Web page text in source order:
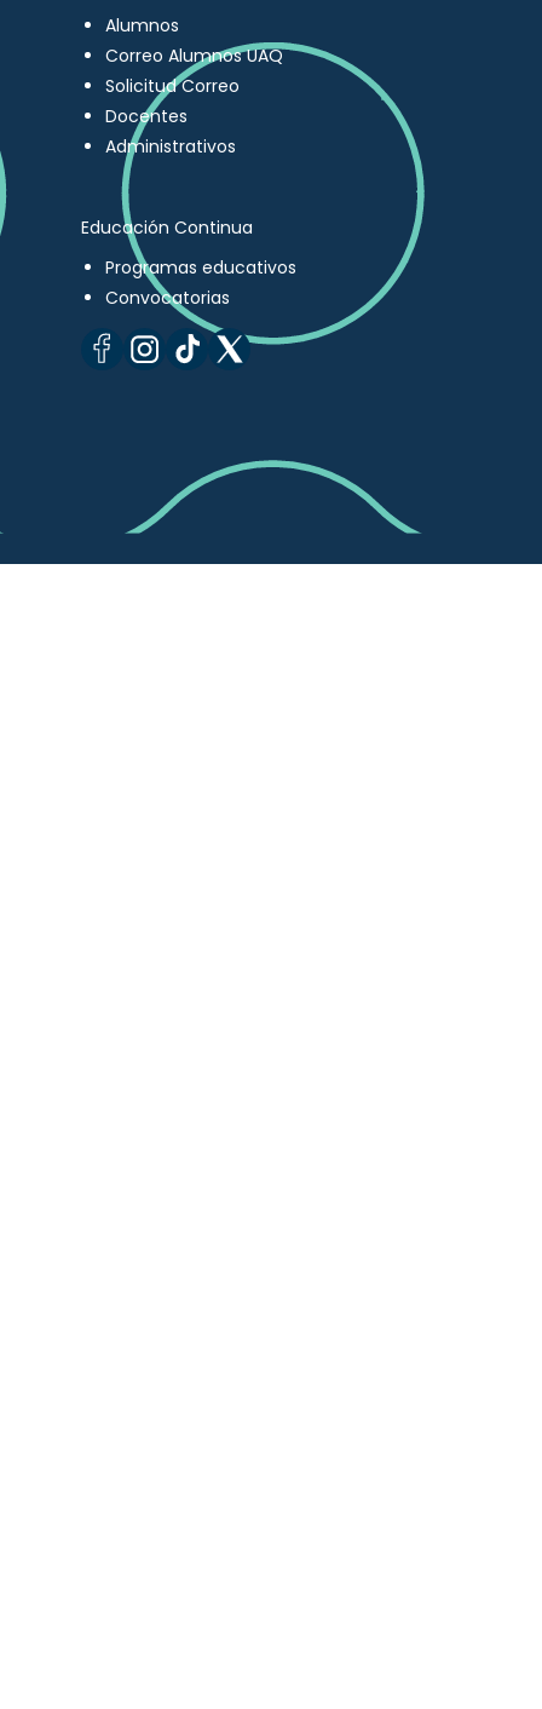
Alumnos
Correo Alumnos UAQ
Solicitud Correo
Docentes
Administrativos
Educación Continua
Programas educativos
Convocatorias